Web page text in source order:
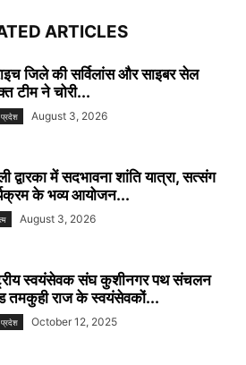
ARTICLES
जिले की सर्विलांस और साइबर सेल
टीम ने चोरी...
प्रदेश August 3, 2026
द्वारका में सदभावना शांति यात्रा, सत्संग
के भव्य आयोजन...
August 3, 2026
स्वयंसेवक संघ कुशीनगर पथ संचलन
तमकुही राज के स्वयंसेवकों...
प्रदेश October 12, 2025